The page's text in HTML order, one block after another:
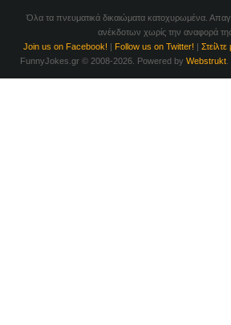
Όλα τα πνευματικά δικαιώματα κατοχυρωμένα.
ανέκδοτων χωρίς την αναφορά
Join us on Facebook! | Follow us on Twitter! |
FunnyJokes.gr © 2008-2026. Powered by Webstrukt.